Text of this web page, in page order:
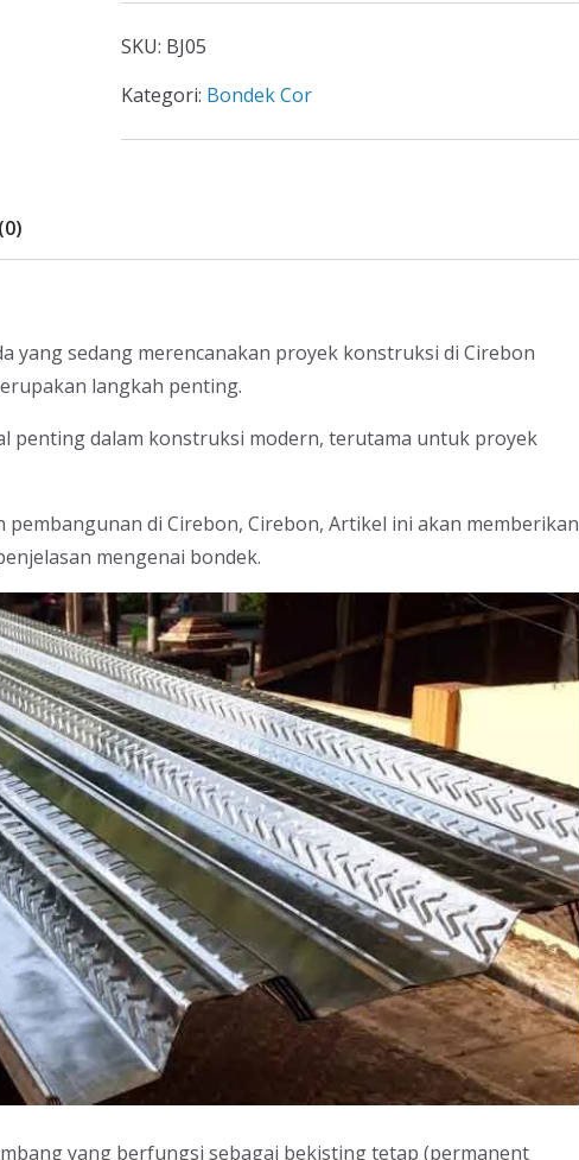
Per
Meter
SKU: BJ05
Kategori: Bondek Cor
yang sedang merencanakan proyek konstruksi di Cirebon
langkah penting.
penting dalam konstruksi modern, terutama untuk proyek
pembangunan di Cirebon, Cirebon, Artikel ini akan memberikan
mengenai bondek.
yang berfungsi sebagai bekisting tetap (permanent